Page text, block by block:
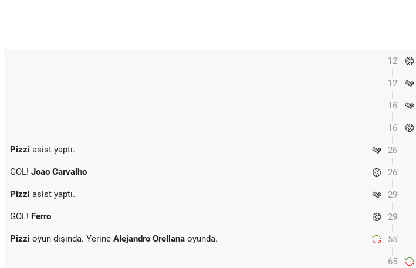
12'
12'
16'
16'
26'
Pizzi asist yaptı.
26'
GOL! Joao Carvalho
29'
Pizzi asist yaptı.
29'
GOL! Ferro
55'
Pizzi oyun dışında. Yerine Alejandro Orellana oyunda.
65'